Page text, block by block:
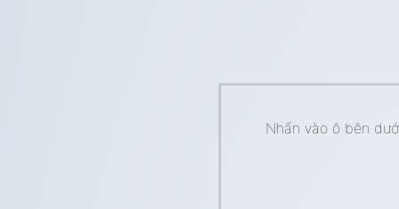
Nhấn vào ô bên